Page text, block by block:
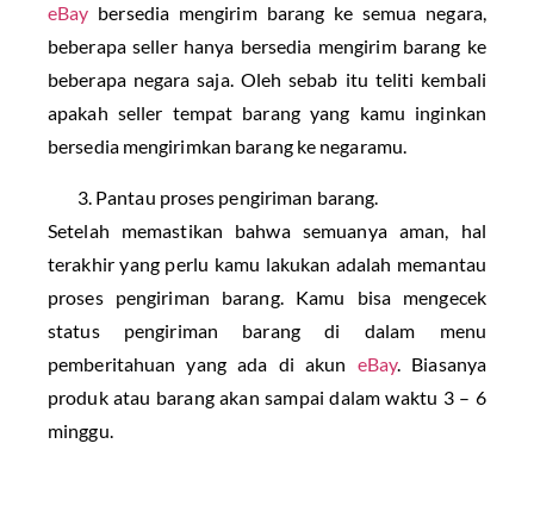
eBay bersedia mengirim barang ke semua negara,
beberapa seller hanya bersedia mengirim barang ke
beberapa negara saja. Oleh sebab itu teliti kembali
apakah seller tempat barang yang kamu inginkan
bersedia mengirimkan barang ke negaramu.
Pantau proses pengiriman barang.
Setelah memastikan bahwa semuanya aman, hal
terakhir yang perlu kamu lakukan adalah memantau
proses pengiriman barang. Kamu bisa mengecek
status pengiriman barang di dalam menu
pemberitahuan yang ada di akun eBay. Biasanya
produk atau barang akan sampai dalam waktu 3 – 6
minggu.